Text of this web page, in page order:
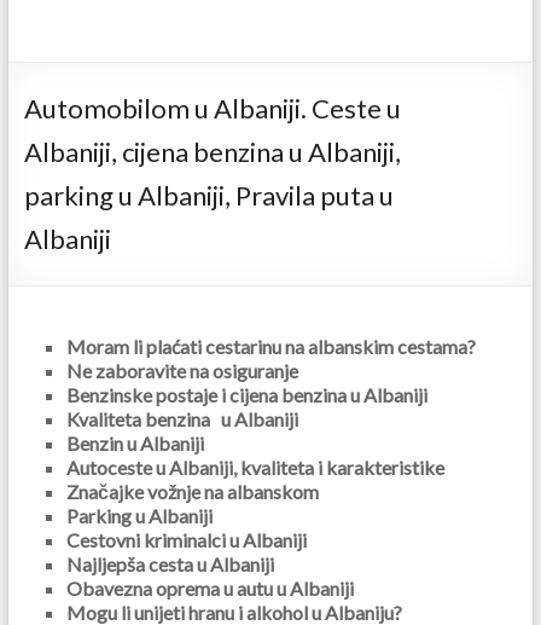
Automobilom u Albaniji. Ceste u
Albaniji, cijena benzina u Albaniji,
parking u Albaniji, Pravila puta u
Albaniji
Moram li plaćati cestarinu na albanskim cestama?
Ne zaboravite na osiguranje
Benzinske postaje i cijena benzina u Albaniji
Kvaliteta benzina u Albaniji
Benzin u Albaniji
Autoceste u Albaniji, kvaliteta i karakteristike
Značajke vožnje na albanskom
Parking u Albaniji
Cestovni kriminalci u Albaniji
Najljepša cesta u Albaniji
Obavezna oprema u autu u Albaniji
Mogu li unijeti hranu i alkohol u Albaniju?